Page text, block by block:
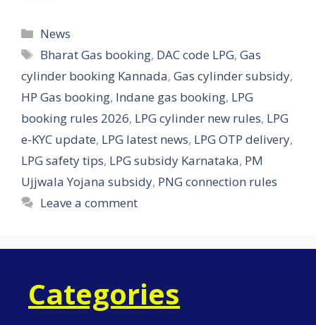
Categories
News
Tags
Bharat Gas booking, DAC code LPG,Gas
cylinder booking Kannada, Gas cylinder subsidy,
HP Gas booking, Indane gas booking, LPG
booking rules 2026, LPG cylinder new rules, LPG
e-KYC update, LPG latest news, LPG OTP delivery,
LPG safety tips, LPG subsidy Karnataka, PM
Ujjwala Yojana subsidy, PNG connection rules
Leave a comment
Categories